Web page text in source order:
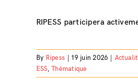
RIPESS participera
By Ripess | 19 juin 2026 |
ESS,Thématique